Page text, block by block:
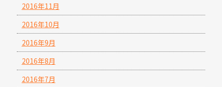
2016年11月
2016年10月
2016年9月
2016年8月
2016年7月